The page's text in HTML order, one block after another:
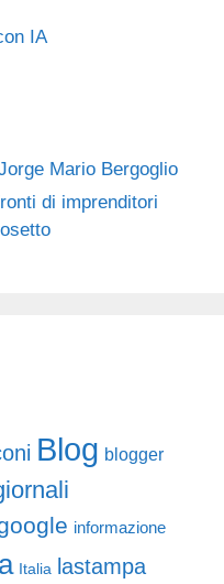
IA
Mario Bergoglio
di imprenditori
Blog blogger
informazione
Italia lastampa